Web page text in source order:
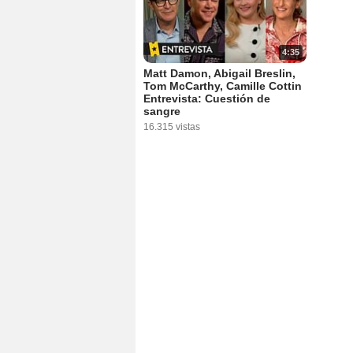
4:35
Matt Damon, Abigail Breslin,
Tom McCarthy, Camille Cottin
Entrevista: Cuestión de
sangre
16.315 vistas